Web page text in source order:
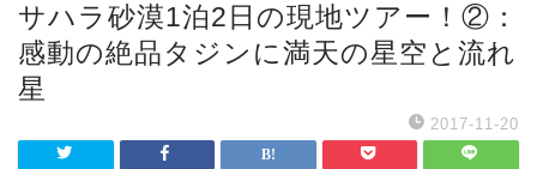
サハラ砂漠1泊2日の現地ツアー！②：
感動の絶品タジンに満天の星空と流れ
星
2017-11-20